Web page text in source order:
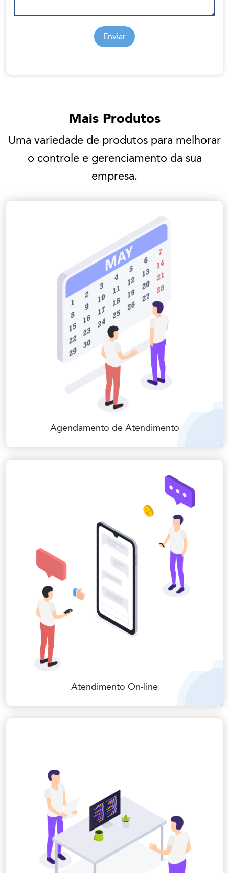
Enviar
Mais Produtos
Uma variedade de produtos para melhorar
o controle e gerenciamento da sua
empresa.
Agendamento de Atendimento
Atendimento On-line